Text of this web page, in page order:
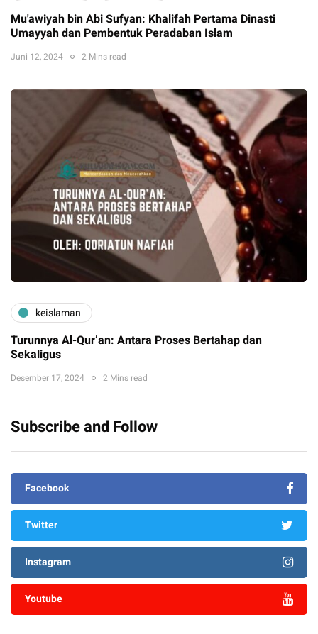
Mu'awiyah bin Abi Sufyan: Khalifah Pertama Dinasti
Umayyah dan Pembentuk Peradaban Islam
Juni 12, 2024 2 Mins read
keislaman
Turunnya Al-Qur’an: Antara Proses Bertahap dan
Sekaligus
Desember 17, 2024 2 Mins read
Subscribe and Follow
Facebook
Twitter
Instagram
Youtube